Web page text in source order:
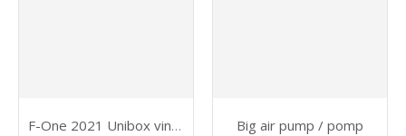
F-One 2021 Unibox vinnen 50mm - 4 stuks Big air pump / pomp